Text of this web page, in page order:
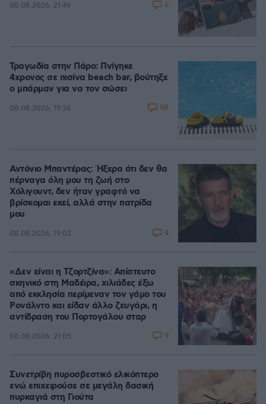
08.08.2026, 21:49 6
Τραγωδία στην Πάρο: Πνίγηκε
4χρονος σε πισίνα beach bar, βούτηξε
ο μπάρμαν για να τον σώσει
08.08.2026, 19:36 98
Αντόνιο Μπαντέρας: Ήξερα ότι δεν θα
πέρναγα όλη μου τη ζωή στο
Χόλιγουντ, δεν ήταν γραφτό να
βρίσκομαι εκεί, αλλά στην πατρίδα
μου
08.08.2026, 15:02 4
«Δεν είναι η Τζορτζίνα»: Απίστευτο
σκηνικό στη Μαδέιρα, χιλιάδες έξω
από εκκλησία περίμεναν τον γάμο του
Ρονάλντο και είδαν άλλο ζευγάρι, η
αντίδραση του Πορτογάλου σταρ
08.08.2026, 21:05 9
Συνετρίβη πυροσβεστικό ελικόπτερο
ενώ επιχειρούσε σε μεγάλη δασική
πυρκαγιά στη Γιούτα